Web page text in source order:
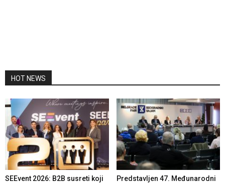
HOT NEWS
SEEvent 2026: B2B susreti koji
Predstavljen 47. Međunarodni